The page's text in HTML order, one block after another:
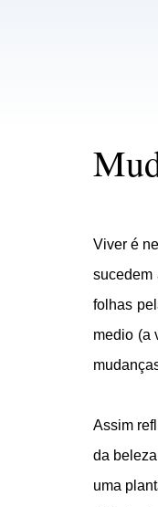
Viver é
sucedem
folhas
medio (a
Assim
da
uma